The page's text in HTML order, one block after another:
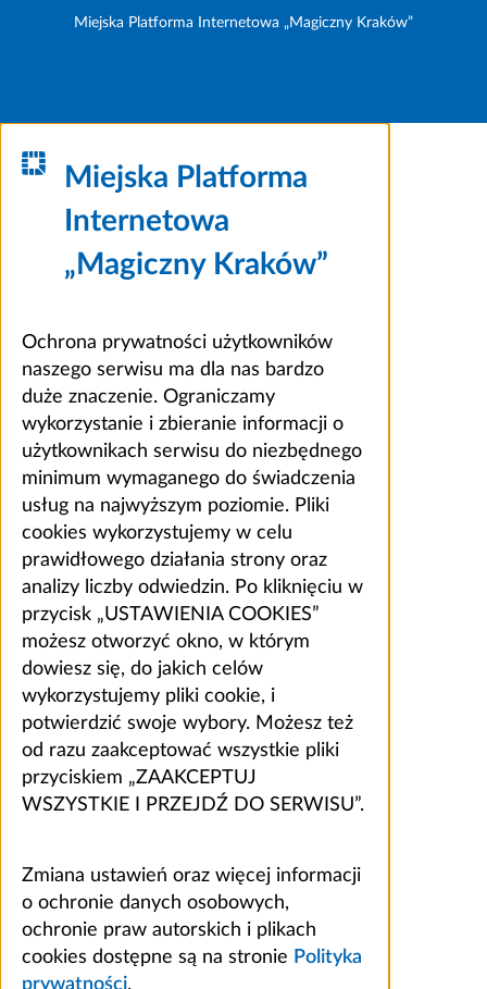
Miejska Platforma Internetowa „Magiczny Kraków”
Miejska Platforma
Internetowa
„Magiczny Kraków”
Ochrona prywatności użytkowników
naszego serwisu ma dla nas bardzo
duże znaczenie. Ograniczamy
wykorzystanie i zbieranie informacji o
użytkownikach serwisu do niezbędnego
minimum wymaganego do świadczenia
usług na najwyższym poziomie. Pliki
cookies wykorzystujemy w celu
prawidłowego działania strony oraz
analizy liczby odwiedzin. Po kliknięciu w
przycisk „USTAWIENIA COOKIES”
możesz otworzyć okno, w którym
dowiesz się, do jakich celów
wykorzystujemy pliki cookie, i
potwierdzić swoje wybory. Możesz też
od razu zaakceptować wszystkie pliki
przyciskiem „ZAAKCEPTUJ
WSZYSTKIE I PRZEJDŹ DO SERWISU”.
Zmiana ustawień oraz więcej informacji
o ochronie danych osobowych,
ochronie praw autorskich i plikach
cookies dostępne są na stronie Polityka
prywatności.